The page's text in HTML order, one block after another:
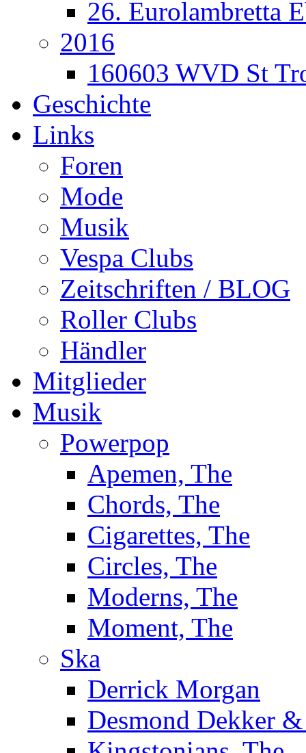
26. Eurolambretta
2016
160603 WVD St
Geschichte
Links
Foren
Mode
Musik
Vespa Clubs
Zeitschriften / BLOG
Roller Clubs
Händler
Mitglieder
Musik
Powerpop
Apemen, The
Chords, The
Cigarettes, The
Circles, The
Moderns, The
Moment, The
Ska
Derrick Morgan
Desmond Dekker